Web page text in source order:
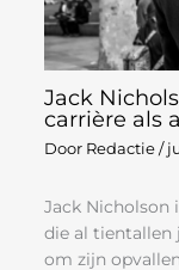
Jack
carrière als
Door Redactie /
Jack Nicholson
die al tientallen
om zijn